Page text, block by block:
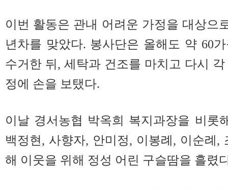
이번 활동은 관내 어려운 가정을 대상으
년차를 맞았다. 봉사단은 올해도 약 60
수거한 뒤, 세탁과 건조를 마치고 다시
정에 손을 보탰다.
이날 경서농협 박옥희 복지과장을 비롯
백정현, 사향자, 안미정, 이봉례, 이순례,
해 이웃을 위해 정성 어린 구슬땀을 흘렸